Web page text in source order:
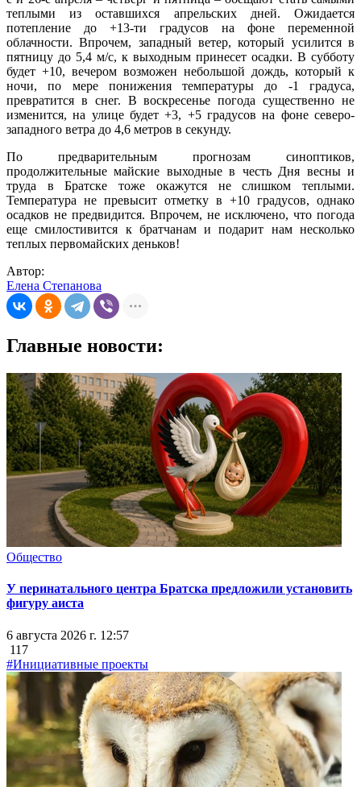
теплыми из оставшихся апрельских дней. Ожидается
потепление до +13-ти градусов на фоне переменной
облачности. Впрочем, западный ветер, который усилится в
пятницу до 5,4 м/с, к выходным принесет осадки. В субботу
будет +10, вечером возможен небольшой дождь, который к
ночи, по мере понижения температуры до -1 градуса,
превратится в снег. В воскресенье погода существенно не
изменится, на улице будет +3, +5 градусов на фоне северо-
западного ветра до 4,6 метров в секунду.
По предварительным прогнозам синоптиков,
продолжительные майские выходные в честь Дня весны и
труда в Братске тоже окажутся не слишком теплыми.
Температура не превысит отметку в +10 градусов, однако
осадков не предвидится. Впрочем, не исключено, что погода
еще смилостивится к братчанам и подарит нам несколько
теплых первомайских деньков!
Автор:
Елена Степанова
Главные новости:
Общество
У перинатального центра Братска предложили установить
фигуру аиста
6 августа 2026 г. 12:57
117
#Инициативные проекты